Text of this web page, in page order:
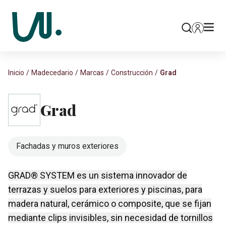
Inicio Madecedario Marcas Construcción Grad
Grad
Fachadas y muros exteriores
GRAD® SYSTEM es un sistema innovador de
terrazas y suelos para exteriores y piscinas, para
madera natural, cerámico o composite, que se fijan
mediante clips invisibles, sin necesidad de tornillos